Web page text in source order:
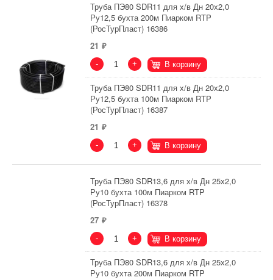
Труба ПЭ80 SDR11 для х/в Дн 20х2,0
Ру12,5 бухта 200м Пиарком RTP
(РосТурПласт) 16386
21
- + В корзину
Труба ПЭ80 SDR11 для х/в Дн 20х2,0
Ру12,5 бухта 100м Пиарком RTP
(РосТурПласт) 16387
21
- + В корзину
Труба ПЭ80 SDR13,6 для х/в Дн 25х2,0
Ру10 бухта 100м Пиарком RTP
(РосТурПласт) 16378
27
- + В корзину
Труба ПЭ80 SDR13,6 для х/в Дн 25х2,0
Ру10 бухта 200м Пиарком RTP